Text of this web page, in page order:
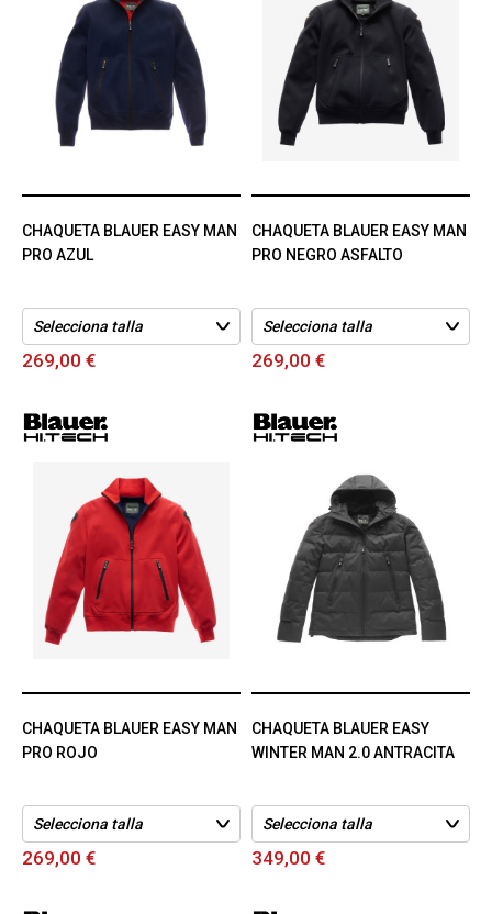
CHAQUETA BLAUER EASY MAN
PRO AZUL
269,00 €
CHAQUETA BLAUER EASY MAN
PRO NEGRO ASFALTO
269,00 €
CHAQUETA BLAUER EASY MAN
PRO ROJO
269,00 €
CHAQUETA BLAUER EASY
WINTER MAN 2.0 ANTRACITA
349,00 €